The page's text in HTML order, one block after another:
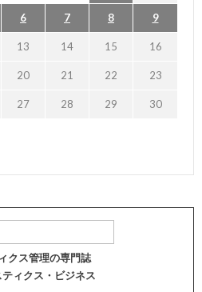
6 7 8 9
13 14 15 16
20 21 22 23
27 28 29 30
クス管理の専門誌
ティクス・ビジネス